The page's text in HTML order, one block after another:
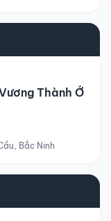
Thành Ở
Bắc Ninh